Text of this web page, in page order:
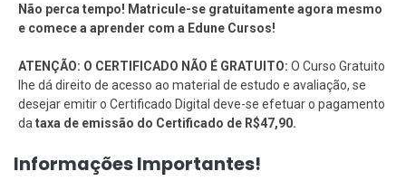
Não perca tempo! Matricule-se gratuitamente agora mesmo
e comece a aprender com a Edune Cursos!
ATENÇÃO: O CERTIFICADO NÃO É GRATUITO: O Curso Gratuito
lhe dá direito de acesso ao material de estudo e avaliação, se
desejar emitir o Certificado Digital deve-se efetuar o pagamento
da taxa de emissão do Certificado de R$47,90.
Informações Importantes!